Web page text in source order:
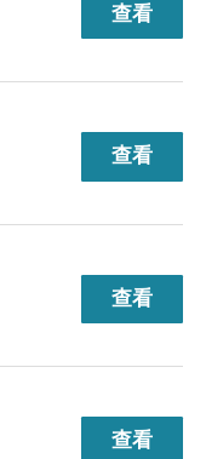
查看
查看
查看
查看